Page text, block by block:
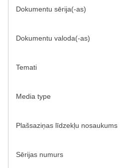
Dokumentu sērija(-as)
Dokumentu valoda(-as)
Temati
Media type
Plašsaziņas līdzekļu nosaukums
Sērijas numurs